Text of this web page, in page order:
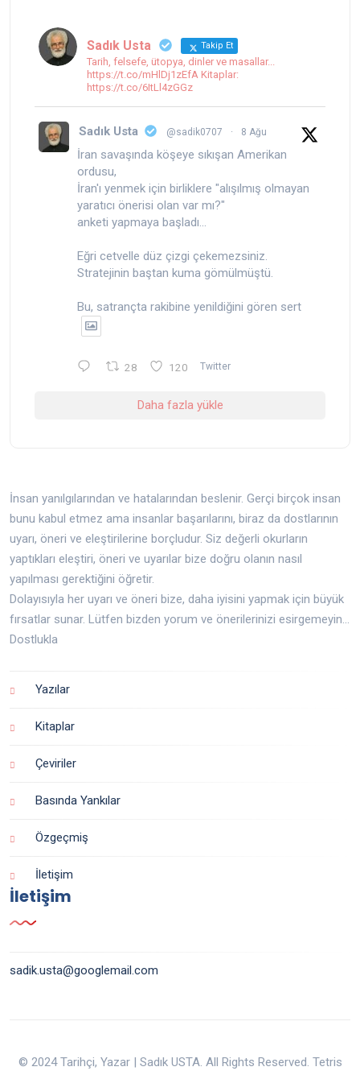
Sadık Usta Takip Et
Tarih, felsefe, ütopya, dinler ve masallar...
https://t.co/mHlDj1zEfA Kitaplar:
https://t.co/6ItLl4zGGz
Sadık Usta @sadik0707 · 8 Ağu
İran savaşında köşeye sıkışan Amerikan
ordusu,
İran'ı yenmek için birliklere "alışılmış olmayan
yaratıcı önerisi olan var mı?"
anketi yapmaya başladı...
Eğri cetvelle düz çizgi çekemezsiniz.
Stratejinin baştan kuma gömülmüştü.
Bu, satrançta rakibine yenildiğini gören sert
28 120 Twitter
Daha fazla yükle
İnsan yanılgılarından ve hatalarından beslenir. Gerçi birçok insan
bunu kabul etmez ama insanlar başarılarını, biraz da dostlarının
uyarı, öneri ve eleştirilerine borçludur. Siz değerli okurların
yaptıkları eleştiri, öneri ve uyarılar bize doğru olanın nasıl
yapılması gerektiğini öğretir.
Dolayısıyla her uyarı ve öneri bize, daha iyisini yapmak için büyük
fırsatlar sunar. Lütfen bizden yorum ve önerilerinizi esirgemeyin...
Dostlukla
Yazılar
Kitaplar
Çeviriler
Basında Yankılar
Özgeçmiş
İletişim
İletişim
sadik.usta@googlemail.com
© 2024 Tarihçi, Yazar | Sadık USTA. All Rights Reserved. Tetris